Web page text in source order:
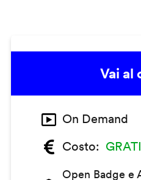
Vai al
On Demand
Costo
Open Badge e